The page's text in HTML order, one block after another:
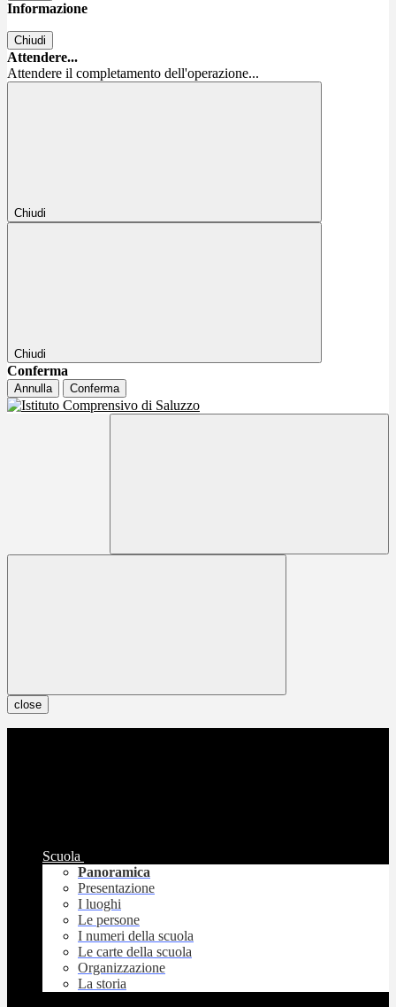
Informazione
Chiudi
Attendere...
Attendere il completamento dell'operazione...
Chiudi
Chiudi
Conferma
Annulla Conferma
close
Scuola
Panoramica
Presentazione
I luoghi
Le persone
I numeri della scuola
Le carte della scuola
Organizzazione
La storia